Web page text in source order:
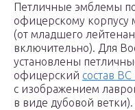
Петличные эмблемы
офицерскому корпусу
(от младшего
включительно). Для
установлены
офицерский состав
с изображением
в виде дубовой ветки).